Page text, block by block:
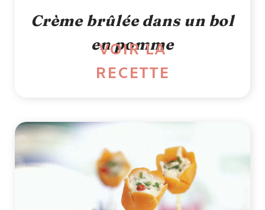
Crème brûlée dans un bol
en pomme
VOIR LA
RECETTE